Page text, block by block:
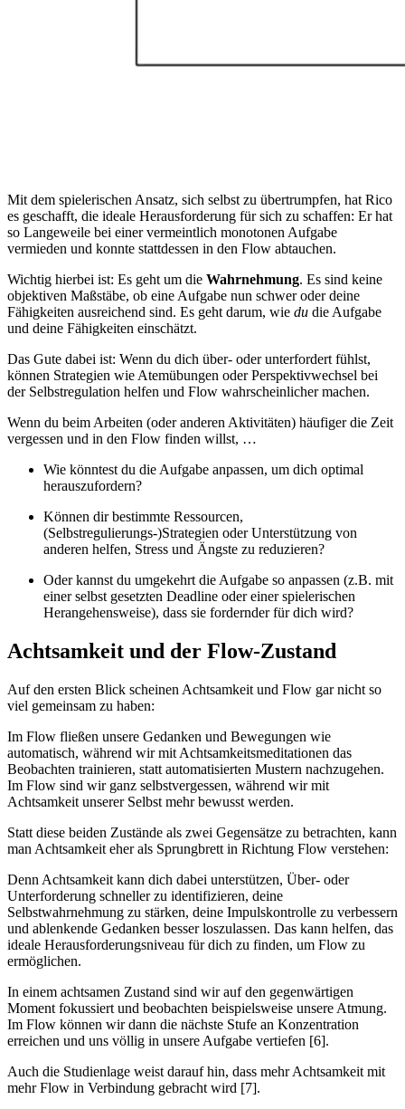
Mit dem spielerischen Ansatz, sich selbst zu übertrumpfen, hat Rico
es geschafft, die ideale Herausforderung für sich zu schaffen: Er hat
so Langeweile bei einer vermeintlich monotonen Aufgabe
vermieden und konnte stattdessen in den Flow abtauchen.
Wichtig hierbei ist: Es geht um die Wahrnehmung. Es sind keine
objektiven Maßstäbe, ob eine Aufgabe nun schwer oder deine
Fähigkeiten ausreichend sind. Es geht darum, wie du die Aufgabe
und deine Fähigkeiten einschätzt.
Das Gute dabei ist: Wenn du dich über- oder unterfordert fühlst,
können Strategien wie Atemübungen oder Perspektivwechsel bei
der Selbstregulation helfen und Flow wahrscheinlicher machen.
Wenn du beim Arbeiten (oder anderen Aktivitäten) häufiger die Zeit
vergessen und in den Flow finden willst, …
Wie könntest du die Aufgabe anpassen, um dich optimal
herauszufordern?
Können dir bestimmte Ressourcen,
(Selbstregulierungs-)Strategien oder Unterstützung von
anderen helfen, Stress und Ängste zu reduzieren?
Oder kannst du umgekehrt die Aufgabe so anpassen (z.B. mit
einer selbst gesetzten Deadline oder einer spielerischen
Herangehensweise), dass sie fordernder für dich wird?
Achtsamkeit und der Flow-Zustand
Auf den ersten Blick scheinen Achtsamkeit und Flow gar nicht so
viel gemeinsam zu haben:
Im Flow fließen unsere Gedanken und Bewegungen wie
automatisch, während wir mit Achtsamkeitsmeditationen das
Beobachten trainieren, statt automatisierten Mustern nachzugehen.
Im Flow sind wir ganz selbstvergessen, während wir mit
Achtsamkeit unserer Selbst mehr bewusst werden.
Statt diese beiden Zustände als zwei Gegensätze zu betrachten, kann
man Achtsamkeit eher als Sprungbrett in Richtung Flow verstehen:
Denn Achtsamkeit kann dich dabei unterstützen, Über- oder
Unterforderung schneller zu identifizieren, deine
Selbstwahrnehmung zu stärken, deine Impulskontrolle zu verbessern
und ablenkende Gedanken besser loszulassen. Das kann helfen, das
ideale Herausforderungsniveau für dich zu finden, um Flow zu
ermöglichen.
In einem achtsamen Zustand sind wir auf den gegenwärtigen
Moment fokussiert und beobachten beispielsweise unsere Atmung.
Im Flow können wir dann die nächste Stufe an Konzentration
erreichen und uns völlig in unsere Aufgabe vertiefen [6].
Auch die Studienlage weist darauf hin, dass mehr Achtsamkeit mit
mehr Flow in Verbindung gebracht wird [7].